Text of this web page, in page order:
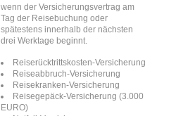
wenn der Versicherungsvertrag am
Tag der Reisebuchung oder
spätestens innerhalb der nächsten
drei Werktage beginnt.
Reiserücktrittskosten-Versicherung
Reiseabbruch-Versicherung
Reisekranken-Versicherung
Reisegepäck-Versicherung (3.000
EURO)